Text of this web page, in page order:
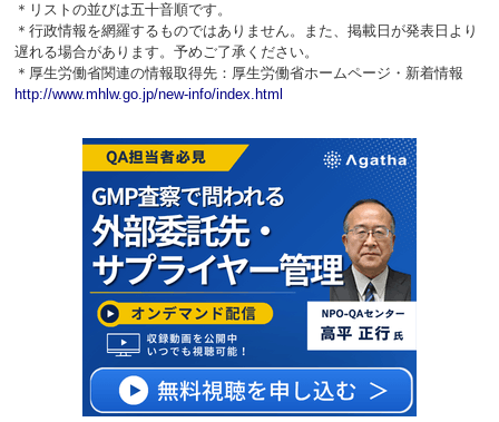
＊リストの並びは五十音順です。
＊行政情報を網羅するものではありません。また、掲載日が発表日より
遅れる場合があります。予めご了承ください。
＊厚生労働省関連の情報取得先：厚生労働省ホームページ・新着情報
http://www.mhlw.go.jp/new-info/index.html